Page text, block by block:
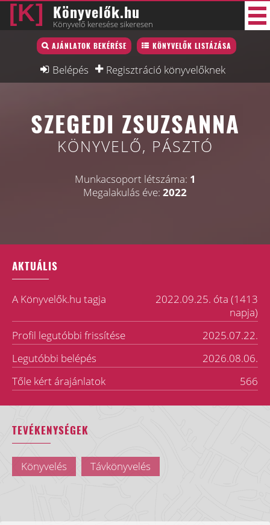
Könyvelők.hu
Könyvelő keresése sikeresen
AJÁNLATOK BEKÉRÉSE KÖNYVELŐK LISTÁZÁSA
Belépés Regisztráció könyvelőknek
Könyvelő lista
Könyvelési munkák
InterjúSZEGEDI ZSUZSANNA
KÖNYVELŐ, PÁSZTÓ
Munkacsoport létszáma: 1
Megalakulás éve: 2022
AKTUÁLIS
A Könyvelők.hu tagja
2022.09.25. óta (1413
napja)
Profil legutóbbi frissítése
2025.07.22.
Legutóbbi belépés
2026.08.06.
Tőle kért árajánlatok
566
TEVÉKENYSÉGEK
Könyvelés Távkönyvelés